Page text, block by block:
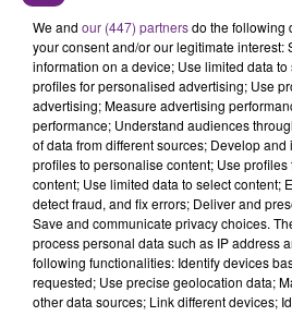
LE MAGASIN JOUÉCLUB
SES PORTES
C'était l'une des institutions
rémois. Le magasin
fermer ses portes.
TITRES DIFFUSÉS
We and our (447) partnersdo the following
your consent and/or our legitimate interest:
information on a device; Use limited data
profiles for personalised advertising; Use
advertising; Measure advertising
performance; Understand audiences
of data from different sources; Develop
profiles to personalise content; Use
content; Use limited data to select content;
detect fraud, and fix errors; Deliver and
Save and communicate privacy choices.
process personal data such as IP address
following functionalities: Identify devices
requested; Use precise geolocation data;
other data sources; Link different devices;